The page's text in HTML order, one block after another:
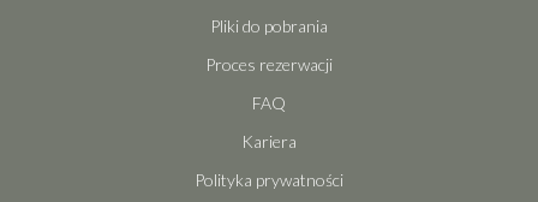
Pliki do pobrania
Proces rezerwacji
FAQ
Kariera
Polityka prywatności